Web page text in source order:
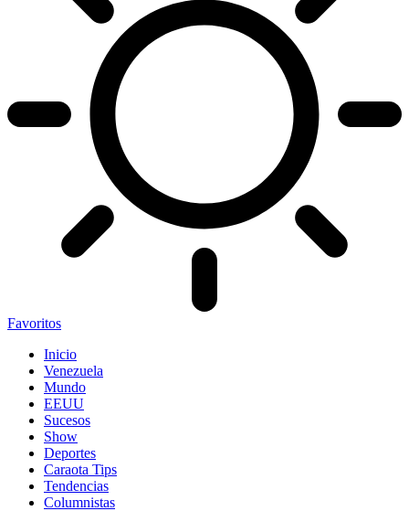
Favoritos
Inicio
Venezuela
Mundo
EEUU
Sucesos
Show
Deportes
Caraota Tips
Tendencias
Columnistas